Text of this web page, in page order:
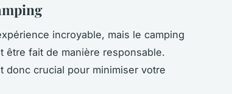
incroyable, mais le camping
être fait de manière responsable.
donc crucial pour minimiser votre